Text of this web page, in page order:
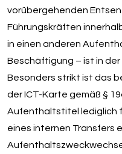
vorübergehenden
Führungskräften
in einen anderen
Beschäftigung – ist in
Besonders strikt ist das
der ICT-Karte gemäß §
Aufenthaltstitel lediglich
eines internen Transfers